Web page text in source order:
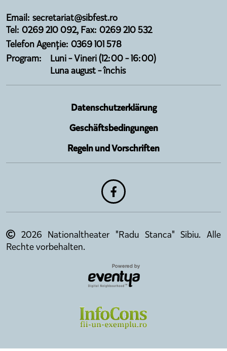
Email: secretariat@sibfest.ro
Tel: 0269 210 092, Fax: 0269 210 532
Telefon Agenție: 0369 101 578
Program:
Luni - Vineri (12:00 - 16:00)
Luna august - închis
Datenschutzerklärung
Geschäftsbedingungen
Regeln und Vorschriften
2026 Nationaltheater "Radu Stanca" Sibiu. Alle
Rechte vorbehalten.